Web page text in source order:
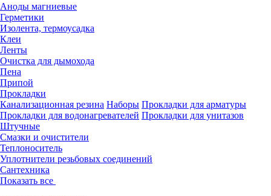
Аноды магниевые
Герметики
Изолента, термоусадка
Клеи
Ленты
Очистка для дымохода
Пена
Припой
Прокладки
Канализационная резина Наборы Прокладки для арматуры
Прокладки для водонагревателей Прокладки для унитазов
Штучные
Смазки и очистители
Теплоноситель
Уплотнители резьбовых соединений
Сантехника
Показать все